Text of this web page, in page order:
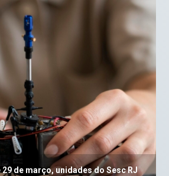
29 de março, unidades do Sesc RJ